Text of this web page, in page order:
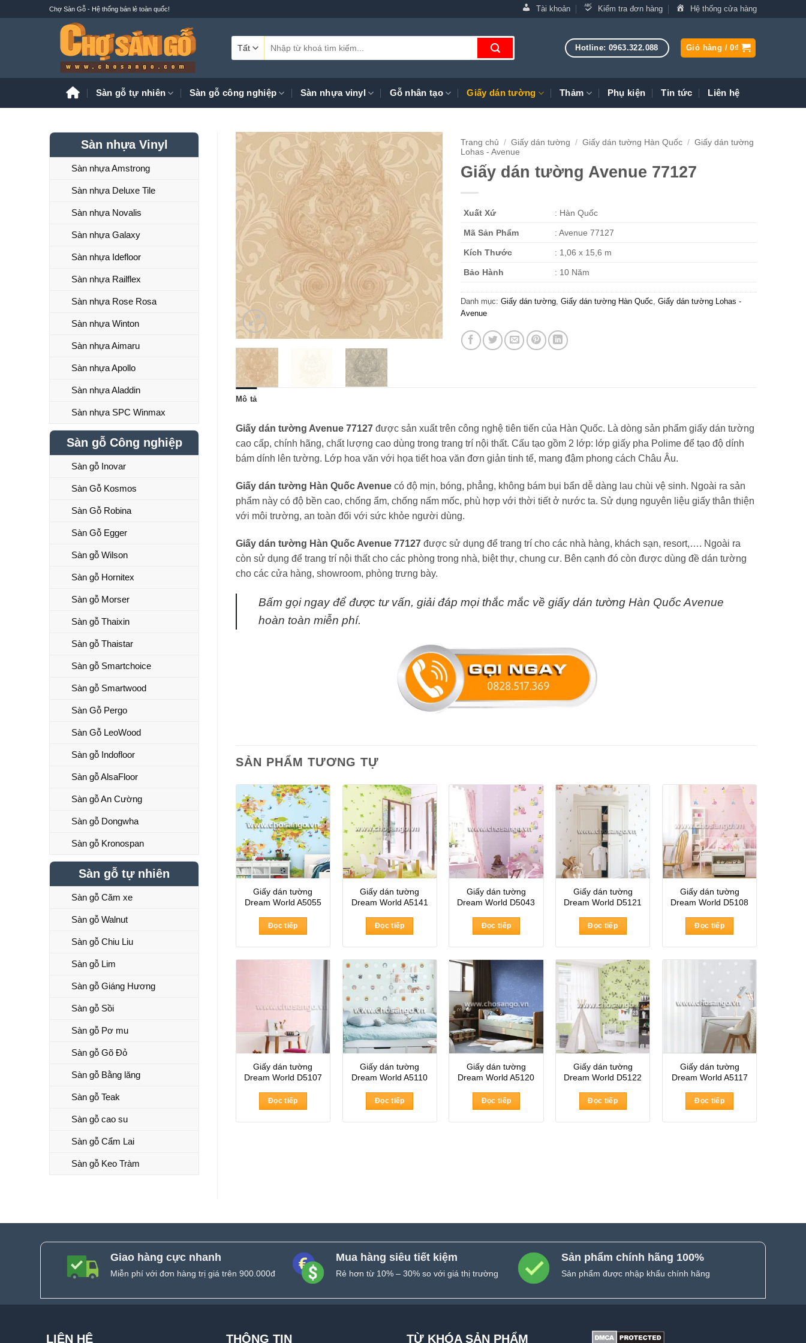
Chợ Sàn Gỗ - Hệ thống bán lẻ toàn quốc! Tài khoản Kiểm tra đơn hàng Hệ thống cửa hàng
kiếm:
Hotline: 0963.322.088 Giỏ hàng /0₫
Sàn gỗ tự nhiên Sàn gỗ công nghiệp Sàn nhựa vinyl Gỗ nhân tạo Giấy dán tường Thảm Phụ kiện Tin tức Liên hệ
Sàn nhựa Vinyl
Sàn nhựa Amstrong
Sàn nhựa Deluxe Tile
Sàn nhựa Novalis
Sàn nhựa Galaxy
Sàn nhựa Idefloor
Sàn nhựa Railflex
Sàn nhựa Rose Rosa
Sàn nhựa Winton
Sàn nhựa Aimaru
Sàn nhựa Apollo
Sàn nhựa Aladdin
Sàn nhựa SPC Winmax
Sàn gỗ Công nghiệp
Sàn gỗ Inovar
Sàn Gỗ Kosmos
Sàn Gỗ Robina
Sàn Gỗ Egger
Sàn gỗ Wilson
Sàn gỗ Hornitex
Sàn gỗ Morser
Sàn gỗ Thaixin
Sàn gỗ Thaistar
Sàn gỗ Smartchoice
Sàn gỗ Smartwood
Sàn Gỗ Pergo
Sàn Gỗ LeoWood
Sàn gỗ Indofloor
Sàn gỗ AlsaFloor
Sàn gỗ An Cường
Sàn gỗ Dongwha
Sàn gỗ Kronospan
Sàn gỗ tự nhiên
Sàn gỗ Căm xe
Sàn gỗ Walnut
Sàn gỗ Chiu Liu
Sàn gỗ Lim
Sàn gỗ Giáng Hương
Sàn gỗ Sồi
Sàn gỗ Pơ mu
Sàn gỗ Gõ Đỏ
Sàn gỗ Bằng lăng
Sàn gỗ Teak
Sàn gỗ cao su
Sàn gỗ Cẩm Lai
Sàn gỗ Keo Tràm
Trang chủ / Giấy dán tường / Giấy dán tường Hàn Quốc / Giấy dán tường
Lohas - Avenue
Giấy dán tường Avenue 77127
Xuất Xứ : Hàn Quốc
Mã Sản Phẩm : Avenue 77127
Kích Thước : 1,06 x 15,6 m
Bảo Hành : 10 Năm
Danh mục: Giấy dán tường, Giấy dán tường Hàn Quốc Giấy dán tường Lohas -
Avenue
Mô tả
Giấy dán tường Avenue 77127 được sản xuất trên công nghệ tiên tiến của Hàn Quốc. Là dòng sản phẩm giấy dán tường
cao cấp, chính hãng, chất lượng cao dùng trong trang trí nội thất. Cấu tạo gồm 2 lớp: lớp giấy pha Polime để tạo độ dính
bám dính lên tường. Lớp hoa văn với họa tiết hoa văn đơn giản tinh tế, mang đậm phong cách Châu Âu.
Giấy dán tường Hàn Quốc Avenue có độ mịn, bóng, phẳng, không bám bụi bẩn dễ dàng lau chùi vệ sinh. Ngoài ra sản
phẩm này có độ bền cao, chống ẩm, chống nấm mốc, phù hợp với thời tiết ở nước ta. Sử dụng nguyên liệu giấy thân thiện
với môi trường, an toàn đối với sức khỏe người dùng.
Giấy dán tường Hàn Quốc Avenue 77127 được sử dụng để trang trí cho các nhà hàng, khách sạn, resort,…. Ngoài ra
còn sử dụng để trang trí nội thất cho các phòng trong nhà, biệt thự, chung cư. Bên cạnh đó còn được dùng đề dán tường
cho các cửa hàng, showroom, phòng trưng bày.
Bấm gọi ngay để được tư vấn, giải đáp mọi thắc mắc về giấy dán tường Hàn Quốc Avenue
hoàn toàn miễn phí.
SẢN PHẨM TƯƠNG TỰ
Giấy dán tường
Dream World A5055
Đọc tiếp
Giấy dán tường
Dream World A5141
Đọc tiếp
Giấy dán tường
Dream World D5043
Đọc tiếp
Giấy dán tường
Dream World D5121
Đọc tiếp
Giấy dán tường
Dream World D5108
Đọc tiếp
Giấy dán tường
Dream World D5107
Đọc tiếp
Giấy dán tường
Dream World A5110
Đọc tiếp
Giấy dán tường
Dream World A5120
Đọc tiếp
Giấy dán tường
Dream World D5122
Đọc tiếp
Giấy dán tường
Dream World A5117
Đọc tiếp
Giao hàng cực nhanh
Miễn phí với đơn hàng trị giá trên 900.000đ
Mua hàng siêu tiết kiệm
Rẻ hơn từ 10% – 30% so với giá thị trường
Sản phẩm chính hãng 100%
Sản phẩm được nhập khẩu chính hãng
LIÊN HỆ THÔNG TIN TỪ KHÓA SẢN PHẨM